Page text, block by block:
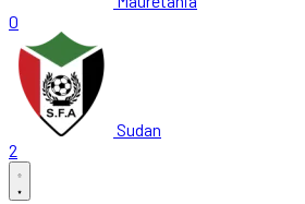
0
Sudan
2